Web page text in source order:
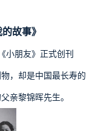
故事》
小朋友》正式创刊
，却是中国最长寿的
亲黎锦晖先生。